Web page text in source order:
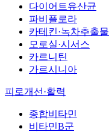
다이어트유산균
파비플로라
카테킨·녹차추출물
모로실·시서스
카르니틴
가르시니아
피로개선·활력
종합비타민
비타민B군